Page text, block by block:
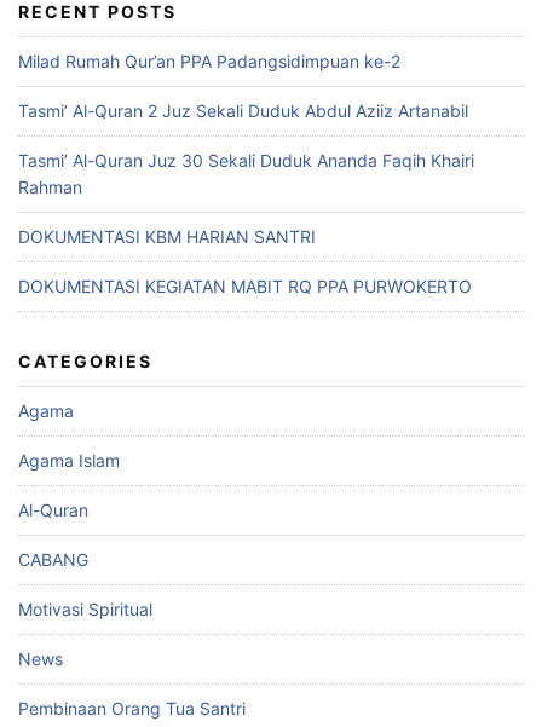
RECENT POSTS
Milad Rumah Qur’an PPA Padangsidimpuan ke-2
Tasmi’ Al-Quran 2 Juz Sekali Duduk Abdul Aziiz Artanabil
Tasmi’ Al-Quran Juz 30 Sekali Duduk Ananda Faqih Khairi
Rahman
DOKUMENTASI KBM HARIAN SANTRI
DOKUMENTASI KEGIATAN MABIT RQ PPA PURWOKERTO
CATEGORIES
Agama
Agama Islam
Al-Quran
CABANG
Motivasi Spiritual
News
Pembinaan Orang Tua Santri